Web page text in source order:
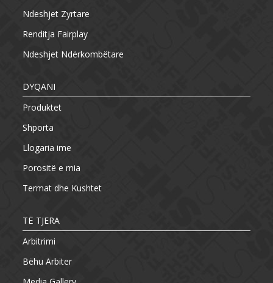
Ndeshjet Zyrtare
Renditja Fairplay
Ndeshjet Ndërkombëtare
DYQANI
Produktet
Shporta
Llogaria ime
Porositë e mia
Termat dhe Kushtet
TË TJERA
Arbitrimi
Bëhu Arbiter